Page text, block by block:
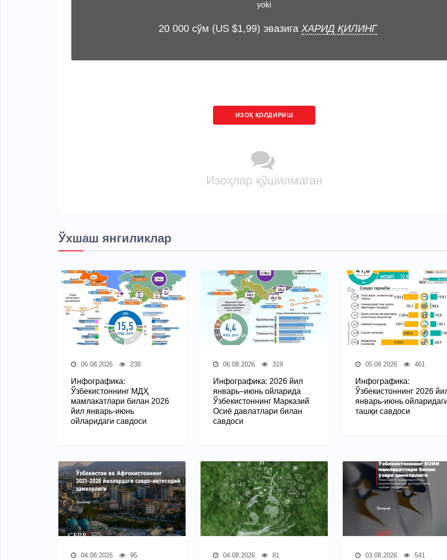
yoki
20 000 сўм (US $1,99) эвазига ХАРИД ҚИЛИНГ
ИЗОҲ ҚОЛДИРИШ
Изоҳлар қўшилмаган
Ўхшаш янгиликлар
06.08.2026 238
Инфографика:
Ўзбекистоннинг МДҲ
мамлакатлари билан 2026
йил январь-июнь
ойларидаги савдоси
06.08.2026 319
Инфографика: 2026 йил
январь–июнь ойларида
Ўзбекистоннинг Марказий
Осиё давлатлари билан
савдоси
05.08.2026 461
Инфографика:
Ўзбекистоннинг 2026
январь-июнь
ташқи савдоси
04.08.2026 95 04.08.2026 81 03.08.2026 541